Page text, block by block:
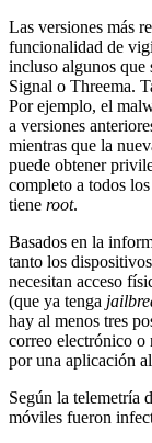
Las versiones más
funcionalidad de
incluso algunos que
Signal o Threema.
Por ejemplo, el
a versiones
mientras que la
puede obtener
completo a todos
tiene root.
Basados en la
tanto los
necesitan acceso
(que ya tenga
hay al menos tres
correo electrónico o
por una aplicación
Según la telemetría
móviles fueron